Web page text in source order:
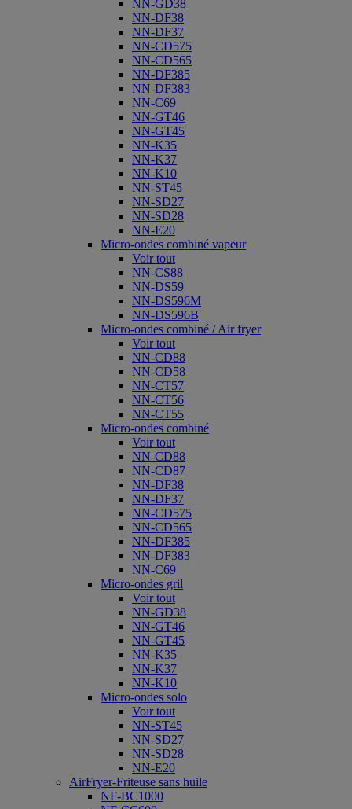
NN-GD38
NN-DF38
NN-DF37
NN-CD575
NN-CD565
NN-DF385
NN-DF383
NN-C69
NN-GT46
NN-GT45
NN-K35
NN-K37
NN-K10
NN-ST45
NN-SD27
NN-SD28
NN-E20
Micro-ondes combiné vapeur
Voir tout
NN-CS88
NN-DS59
NN-DS596M
NN-DS596B
Micro-ondes combiné / Air fryer
Voir tout
NN-CD88
NN-CD58
NN-CT57
NN-CT56
NN-CT55
Micro-ondes combiné
Voir tout
NN-CD88
NN-CD87
NN-DF38
NN-DF37
NN-CD575
NN-CD565
NN-DF385
NN-DF383
NN-C69
Micro-ondes gril
Voir tout
NN-GD38
NN-GT46
NN-GT45
NN-K35
NN-K37
NN-K10
Micro-ondes solo
Voir tout
NN-ST45
NN-SD27
NN-SD28
NN-E20
AirFryer-Friteuse sans huile
NF-BC1000